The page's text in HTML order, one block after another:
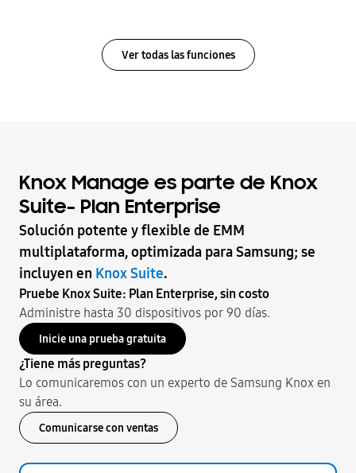
Ver todas las funciones
Knox Manage es parte de Knox
Suite- Plan Enterprise
Solución potente y flexible de EMM
multiplataforma, optimizada para Samsung; se
incluyen en Knox Suite.
Pruebe Knox Suite: Plan Enterprise, sin costo
Administre hasta 30 dispositivos por 90 días.
Inicie una prueba gratuita
¿Tiene más preguntas?
Lo comunicaremos con un experto de Samsung Knox en
su área.
Comunicarse con ventas